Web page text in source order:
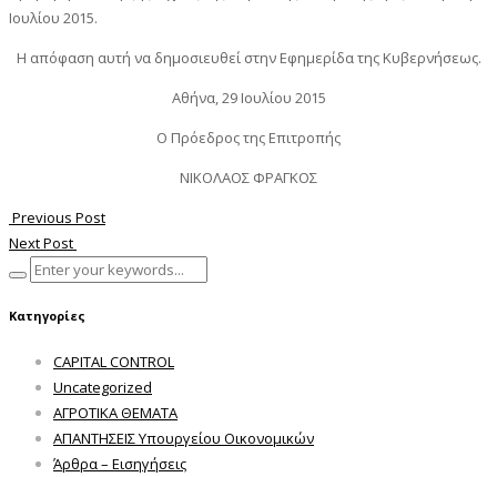
Ιουλίου 2015.
Η απόφαση αυτή να δημοσιευθεί στην Εφημερίδα της Κυβερνήσεως.
Αθήνα, 29 Ιουλίου 2015
Ο Πρόεδρος της Επιτροπής
ΝΙΚΟΛΑΟΣ ΦΡΑΓΚΟΣ
Previous Post
Next Post
Κατηγορίες
CAPITAL CONTROL
Uncategorized
ΑΓΡΟΤΙΚΑ ΘΕΜΑΤΑ
ΑΠΑΝΤΗΣΕΙΣ Υπουργείου Οικονομικών
Άρθρα – Εισηγήσεις